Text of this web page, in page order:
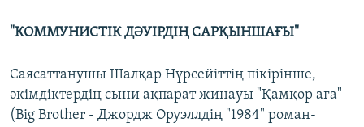
"КОММУНИСТІК ДӘУІРДІҢ САРҚЫНШАҒЫ"
Саясаттанушы Шалқар Нұрсейіттің пікірінше,
әкімдіктердің сыни ақпарат жинауы "Қамқор аға"
(Big Brother - Джордж Оруэллдің "1984" роман-